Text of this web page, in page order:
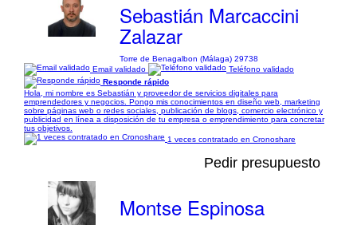
Sebastián Marcaccini
Zalazar
Torre de Benagalbon (Málaga) 29738
Email validado
Teléfono validado
Responde rápido
Hola, mi nombre es Sebastián y proveedor de servicios digitales para
emprendedores y negocios. Pongo mis conocimientos en diseño web, marketing
sobre páginas web o redes sociales, publicación de blogs, comercio electrónico y
publicidad en línea a disposición de tu empresa o emprendimiento para concretar
tus objetivos.
1 veces contratado en Cronoshare
Pedir presupuesto
Montse Espinosa